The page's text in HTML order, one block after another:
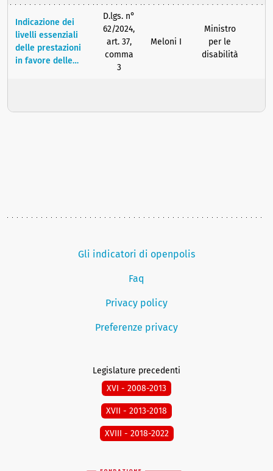
vita
sanitari e
lavorativi
indicazione delle
priorità di
intervento, delle
modalità di
dell'adeguatezza
Indicazione dei
livelli essenziali
delle prestazioni
in favore delle
monitoraggio in
D.lgs. n°
62/2024,
art. 37,
comma
3
Meloni I
Ministro
per le
disabilità
Gli indicatori di openpolis
Faq
Privacy policy
Preferenze privacy
Legislature precedenti
XVI - 2008-2013
XVII - 2013-2018
XVIII - 2018-2022